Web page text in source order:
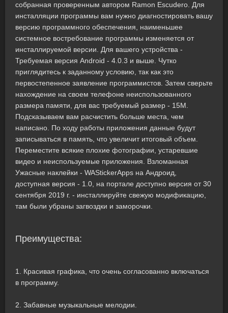
собранная проверенным автором Ramon Escudero. Для
инсталляции программы вам нужно диагностировать вашу
версию программного обеспечения, наименьшее
системное востребование программы изменяется от
инсталлируемой версии. Для вашего устройства -
Требуемая версия Android - 4.0.3 и выше. Чутко
приглядитесь к заданному условию, так как это
первостепенное заявление программистов. Затем сверьте
нахождение на своем телефоне неиспользованного
размера памяти, для вас требуемый размер - 15M.
Подсказываем вам расчистить больше места, чем
написано. По ходу работы приложения данные будут
записываться в память, что увеличит итоговый объем.
Переместите всякие плохие фотографии, устаревшие
видео и неиспользуемые приложения. Взломанная
Ужасные наклейки - WAStickerApps на Андроид,
доступная версия - 1.0, на портале доступно версия от 30
сентября 2019 г. - инсталлируйте свежую модификацию,
там были убраны загвоздки и заморочки.
Преимущества:
1. Красивая графика, что очень согласованно включаться
в программу.
2. Забавные музыкальные мелодии.